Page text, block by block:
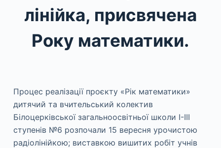
лінійка, присвячена
Року математики.
Процес реалізації проєкту «Рік математики»
дитячий та вчительський колектив
Білоцерківської загальноосвітньої школи І-ІІІ
ступенів №6 розпочали 15 вересня урочистою
радіолінійкою; виставкою вишитих робіт учнів